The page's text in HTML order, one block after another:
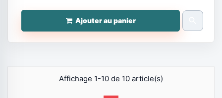
Ajouter au panier
Affichage 1-10 de 10 article(s)